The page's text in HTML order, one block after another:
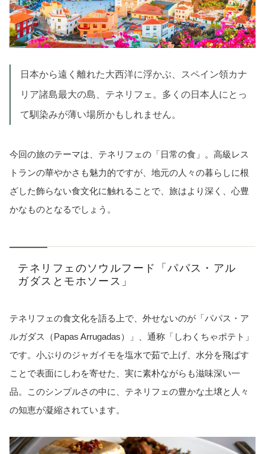
日本から遠く離れた大西洋に浮かぶ、スペイン領カナ
リア諸島最大の島、テネリフェ。多くの日本人にとっ
て馴染みが薄い場所かもしれません。
今回の旅のテーマは、テネリフェの「日常の食」。高級レス
トランの華やかさも魅力的ですが、地元の人々の暮らしに根
ざした飾らない食文化に触れることで、旅はより深く、心豊
かなものとなるでしょう。
テネリフェのソウルフード「パパス・アル
ガダスとモホソース」
テネリフェの食文化を語る上で、外せないのが「パパス・ア
ルガダス（Papas Arrugadas）」、通称「しわくちゃポテト」
です。小ぶりのジャガイモを塩水で茹で上げ、水分を飛ばす
ことで表面にしわを寄せた、実に素朴ながらも滋味深い一
品。このシンプルさの中に、テネリフェの豊かな土壌と人々
の知恵が凝縮されています。